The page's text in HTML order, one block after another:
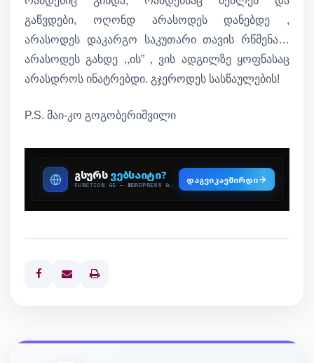
გაწვდები, ოღონდ არასოდეს დანებდე ,
არასოდეს დაკარგო საკუთარი თავის რწმენა…
არასოდეს გახდე ,,ის” , ვის ადგილზე ყოფნასაც
არასდროს ინატრებდი. გჯეროდეს სასწაულების!
P.S. მაი-კო გოგობერიშვილი
Print